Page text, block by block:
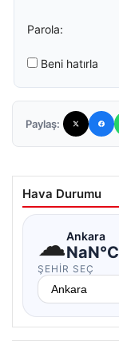
Parola:
Beni hatırla
Paylaş:
Hava Durumu
☁Ankara
NaN°C
ŞEHIR SEÇ